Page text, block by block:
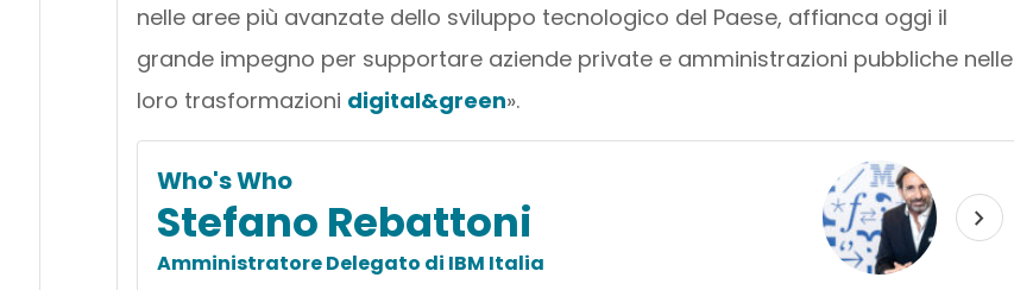
nelle aree più avanzate dello sviluppo tecnologico del Paese, affianca oggi il
grande impegno per supportare aziende private e amministrazioni pubbliche nelle
loro trasformazioni digital&green».
Who's Who
Stefano Rebattoni
Amministratore Delegato di IBM Italia